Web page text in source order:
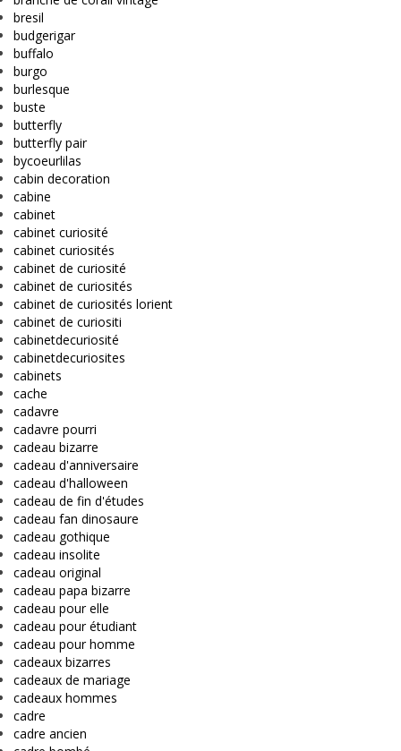
bresil
budgerigar
buffalo
burgo
burlesque
buste
butterfly
butterfly pair
bycoeurlilas
cabin decoration
cabine
cabinet
cabinet curiosité
cabinet curiosités
cabinet de curiosité
cabinet de curiosités
cabinet de curiosités lorient
cabinet de curiositi
cabinetdecuriosité
cabinetdecuriosites
cabinets
cache
cadavre
cadavre pourri
cadeau bizarre
cadeau d'anniversaire
cadeau d'halloween
cadeau de fin d'études
cadeau fan dinosaure
cadeau gothique
cadeau insolite
cadeau original
cadeau papa bizarre
cadeau pour elle
cadeau pour étudiant
cadeau pour homme
cadeaux bizarres
cadeaux de mariage
cadeaux hommes
cadre
cadre ancien